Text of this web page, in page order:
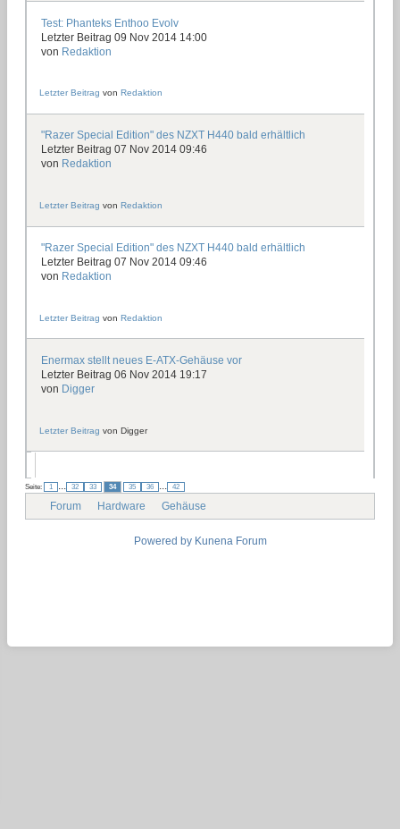
Test: Phanteks Enthoo Evolv
Letzter Beitrag 09 Nov 2014 14:00
von Redaktion
Letzter Beitrag von Redaktion
"Razer Special Edition" des NZXT H440 bald erhältlich
Letzter Beitrag 07 Nov 2014 09:46
von Redaktion
Letzter Beitrag vonRedaktion
"Razer Special Edition" des NZXT H440 bald erhältlich
Letzter Beitrag 07 Nov 2014 09:46
von Redaktion
Letzter Beitrag vonRedaktion
Enermax stellt neues E-ATX-Gehäuse vor
Letzter Beitrag 06 Nov 2014 19:17
von Digger
Letzter Beitrag vonDigger
Seite: 1 ... 32 33 34 35 36 ... 42
Forum Hardware Gehäuse
Powered by Kunena Forum